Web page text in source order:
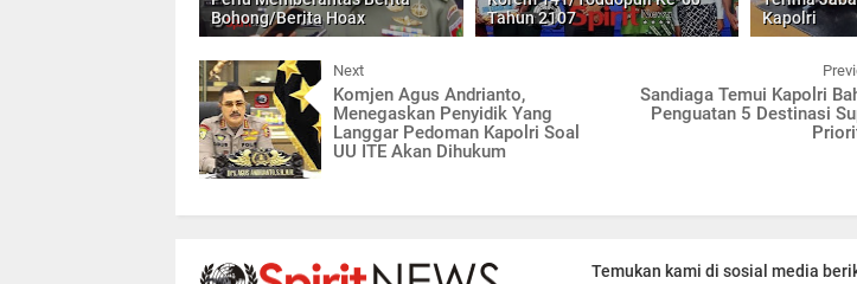
Bohong/Berita Hoax
Tahun 2107
Kapolri
Next
Komjen Agus Andrianto,
Menegaskan Penyidik Yang
Langgar Pedoman Kapolri Soal
UU ITE Akan Dihukum
Sandiaga Temui Kapolri
Penguatan 5 Destinasi
Temukan kami di sosial media